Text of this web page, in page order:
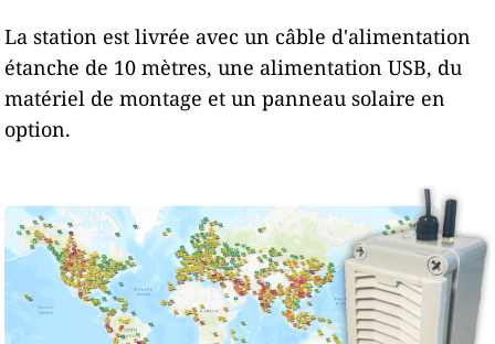
La station est livrée avec un câble d'alimentation
étanche de 10 mètres, une alimentation USB, du
matériel de montage et un panneau solaire en
option.